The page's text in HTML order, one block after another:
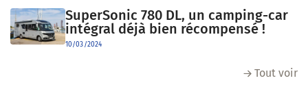
SuperSonic 780 DL, un camping-car
intégral déjà bien récompensé !
10/03/2024
Tout voir